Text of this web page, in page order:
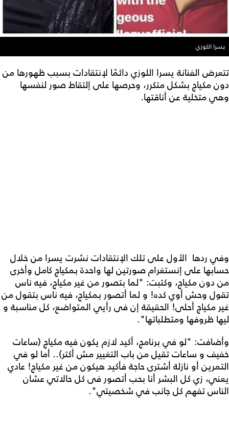
يسرا اللوزي
تتعرض الفنانة يسرا اللوزي دائمًا لإنتقادات بسبب ظهورها من
دون مكياج بشكل متكرر، وحرصها على إلتقاط صور لنفسها
وهي متخلية عن أناقتها.
وفي ردها الأول على تلك الإنتقادات نشرت يسرا من خلال
حسابها على إنستغرام صورتين لها واحدة بمكياج كامل وأخرى
من دون مكياج، وكتبت: "لما بتصور من غير مكياج، فيه ناس
تقول وحش أوي كده! و لما أتصور بمكياج، فيه ناس بتقول من
غير مكياج أحلى! الحقيقة إن فى رأيي المتواضع، كل مناسبة و
ليها ظروفها ومتطلباتها".
وأضافت: "لو في برنامج، أكيد لازم يكون فيه مكياج (ساعات
خفيف و ساعات تقيل من باب التغيير مش أكتر).. أما لو في
التمرين أو نازلة أشترى حاجة فأكيد هيكون من غير مكياج! عادي
يعني، زي كل البشر أنا بحب أتصور فى كل حالاتي عشان
الناس تفهم كل جانب في شخصيتي".